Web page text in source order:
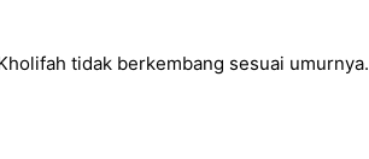
tidak berkembang sesuai umurnya.